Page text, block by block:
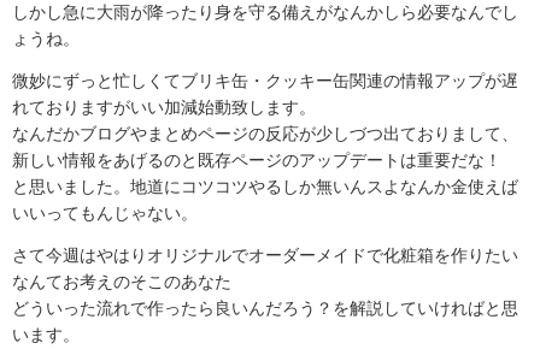
しかし急に大雨が降ったり身を守る備えがなんかしら必要なんでし
ょうね。
微妙にずっと忙しくてブリキ缶・クッキー缶関連の情報アップが遅
れておりますがいい加減始動致します。
なんだかブログやまとめページの反応が少しづつ出ておりまして、
新しい情報をあげるのと既存ページのアップデートは重要だな！
と思いました。地道にコツコツやるしか無いんスよなんか金使えば
いいってもんじゃない。
さて今週はやはりオリジナルでオーダーメイドで化粧箱を作りたい
なんてお考えのそこのあなた
どういった流れで作ったら良いんだろう？を解説していければと思
います。